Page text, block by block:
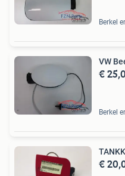
Berkel
VW
€
Berkel
€